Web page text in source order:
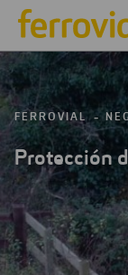
FERROVIAL
Protección